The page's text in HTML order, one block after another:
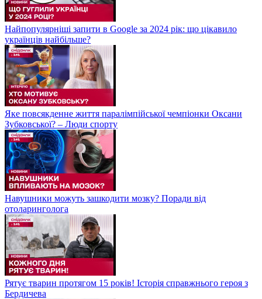
Найпопулярніші запити в Google за 2024 рік: що цікавило
українців найбільше?
Яке повсякденне життя паралімпійської чемпіонки Оксани
Зубковської? – Люди спорту
Навушники можуть зашкодити мозку? Поради від
отоларинголога
Рятує тварин протягом 15 років! Історія справжнього героя з
Бердичева